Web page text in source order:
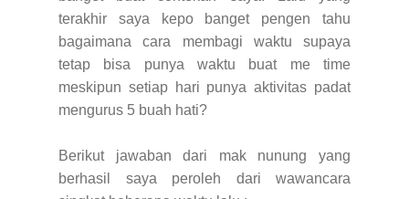
terakhir saya kepo banget pengen tahu
bagaimana cara membagi waktu supaya
tetap bisa punya waktu buat me time
meskipun setiap hari punya aktivitas padat
mengurus 5 buah hati?
Berikut jawaban dari mak nunung yang
berhasil saya peroleh dari wawancara